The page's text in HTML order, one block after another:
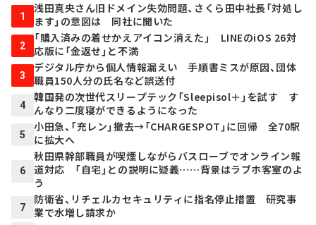
1
浅田真央さん旧ドメイン失効問題、さくら田中社長「対処し
ます」の意図は 同社に聞いた
2
「購入済みの着せかえアイコン消えた」 LINEのiOS 26対
応版に「金返せ」と不満
3
デジタル庁から個人情報漏えい 手順書ミスが原因、団体
職員150人分の氏名など誤送付
4
韓国発の次世代スリープテック「Sleepisol＋」を試す す
んなり二度寝ができるようになった
5
小田急、「充レン」撤去→「CHARGESPOT」に回帰 全70駅
に拡大へ
6
秋田県幹部職員が喫煙しながらバスローブでオンライン報
道対応 「自宅」との説明に疑義……背景はラブホ客室のよ
う
7
防衛省、リチェルカセキュリティに指名停止措置 研究事
業で水増し請求か